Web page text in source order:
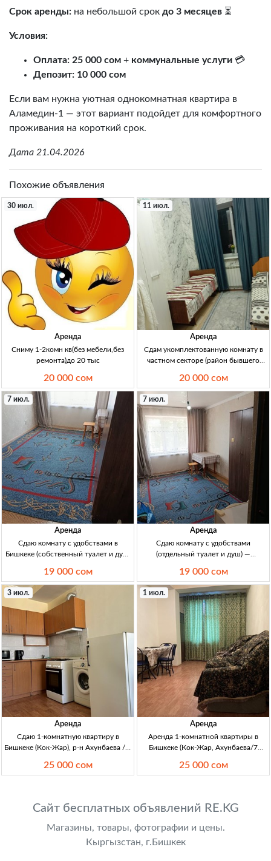
Срок аренды: на небольшой срок до 3 месяцев ⏳
Условия:
Оплата: 25 000 сом + коммунальные услуги 💳
Депозит: 10 000 сом
Если вам нужна уютная однокомнатная квартира в
Аламедин-1 — этот вариант подойдет для комфортного
проживания на короткий срок.
Дата 21.04.2026
Похожие объявления
30 июл.
Аренда
Сниму 1-2комн кв(без мебели,без
ремонта)до 20 тыс
20 000 сом
11 июл.
Аренда
Сдам укомплектованную комнату в
частном секторе (район бывшего
включено Сдам укомплектованную
комн. в частн. секторе, р-н бывш.
западного автовокзала. Wi‑Fi,
постель, комн.
20 000 сом
7 июл.
Аренда
Сдаю комнату с удобствами в
Бишкеке (собственный туалет и душ)
удобствами: собств. туалет и душ (не
общие), гор./хол. вода, чисто, 2/5 эт.
Район БГУ,
19 000 сом
7 июл.
Аренда
Сдаю комнату с удобствами
(отдельный туалет и душ) —
гост/типа в Б/к, БГУ (Айни/Шота
Руставели); 2/5 эт; жил.14 м²; санузел
и душ 6 м² (собс
19 000 сом
3 июл.
Аренда
Сдаю 1-комнатную квартиру в
Бишкеке (Кок-Жар), р-н Ахунбаева / 7
Жар; 1-комн студийного типа, 4 эт,
25 000 сом
1 июл.
Аренда
Аренда 1-комнатной квартиры в
Бишкеке (Кок-Жар, Ахунбаева/7
студия, 4эт, Кок-Жар (Ахунбаева/7
проводной (опл.
25 000 сом
Сайт бесплатных объявлений RE.KG
Магазины, товары, фотографии и цены.
Кыргызстан, г.Бишкек